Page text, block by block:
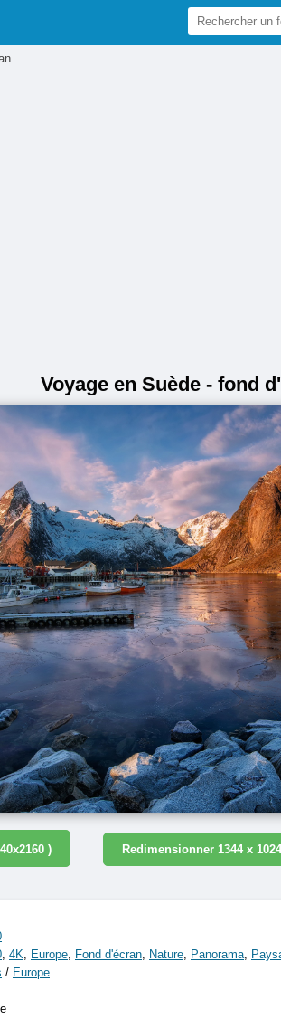
Voyage en Suède - fond
) Redimensionner 1344 x 1024
, 4K, Europe, Fond d'écran, Nature, Panorama,
/ Europe